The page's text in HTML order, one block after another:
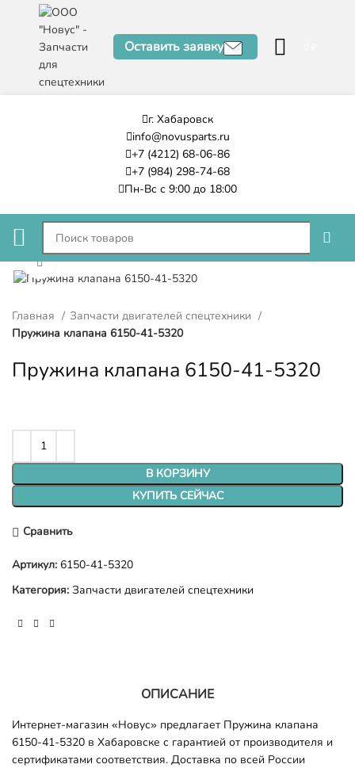
Оставить заявку
г. Хабаровск
info@novusparts.ru
+7 (4212) 68-06-86
+7 (984) 298-74-68
Пн-Вс с 9:00 до 18:00
Нажмите, чтобы увеличить
Главная
Запчасти двигателей спецтехники
Пружина клапана 6150-41-5320
Пружина клапана 6150-41-5320
В КОРЗИНУ
КУПИТЬ СЕЙЧАС
Сравнить
Артикул: 6150-41-5320
Категория: Запчасти двигателей спецтехники
ОПИСАНИЕ
Интернет-магазин «Новус» предлагает Пружина клапана
6150-41-5320 в Хабаровске с гарантией от производителя и
сертификатами соответствия. Доставка по всей России